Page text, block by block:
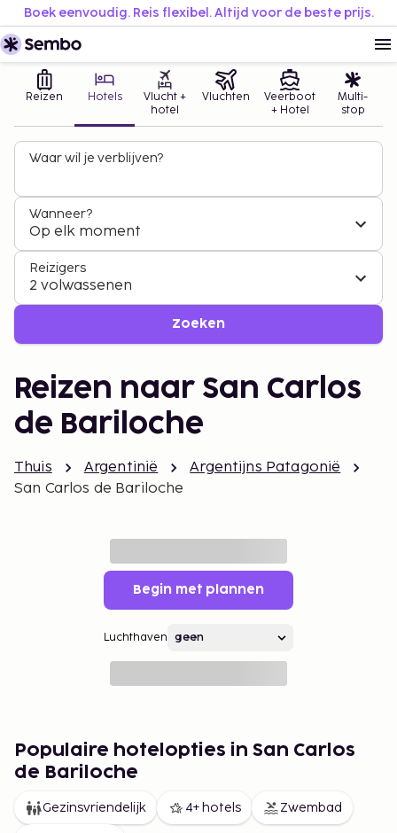
Boek eenvoudig. Reis flexibel. Altijd voor de beste prijs.
Reizen Hotels
Vlucht +
hotel
Vluchten
Veerboot
+ Hotel
Multi-
stop
Waar wil je verblijven?
Wanneer?
Op elk moment
Reizigers
2 volwassenen
Zoeken
Reizen naar San Carlos
de Bariloche
Thuis Argentinië
Argentijns Patagonië
San Carlos de Bariloche
Begin met plannen
Luchthaven
Populaire hotelopties in San Carlos
de Bariloche
Gezinsvriendelijk 4+ hotels Zwembad